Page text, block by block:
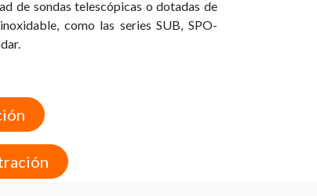
de sondas telescópicas o dotadas de
como las series SUB, SPO-